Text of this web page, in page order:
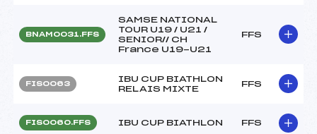
BNAM0031.FFS
SAMSE NATIONAL
TOUR U19 / U21 /
SENIOR// CH
France U19-U21
FFS
FIS0063
IBU CUP BIATHLON
RELAIS MIXTE
FFS
FIS0060.FFS IBU CUP BIATHLON FFS